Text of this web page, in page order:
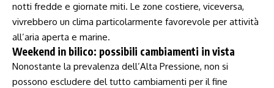
notti fredde e giornate miti. Le zone costiere, viceversa,
vivrebbero un clima ‍particolarmente favorevole per attività
all’aria aperta e marine.
Weekend ⁤in bilico: possibili⁤ cambiamenti ​in vista
Nonostante la‌ prevalenza dell’Alta Pressione, non si
possono escludere del tutto cambiamenti per ‌il‍ fine